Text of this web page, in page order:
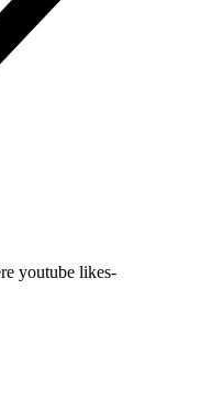
youtube likes-